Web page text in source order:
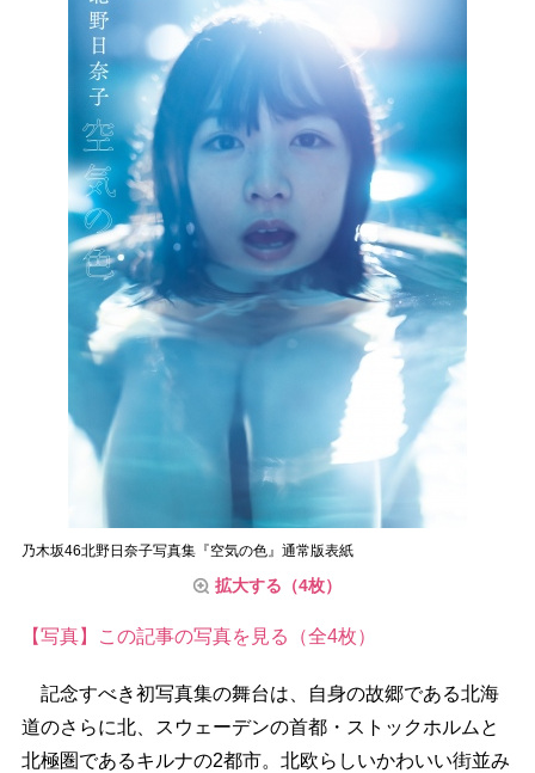
乃木坂46北野日奈子写真集『空気の色』通常版表紙
拡大する（4枚）
【写真】この記事の写真を見る（全4枚）
記念すべき初写真集の舞台は、自身の故郷である北海
道のさらに北、スウェーデンの首都・ストックホルムと
北極圏であるキルナの2都市。北欧らしいかわいい街並み